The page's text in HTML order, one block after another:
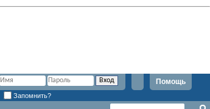
Помощь
Запомнить?